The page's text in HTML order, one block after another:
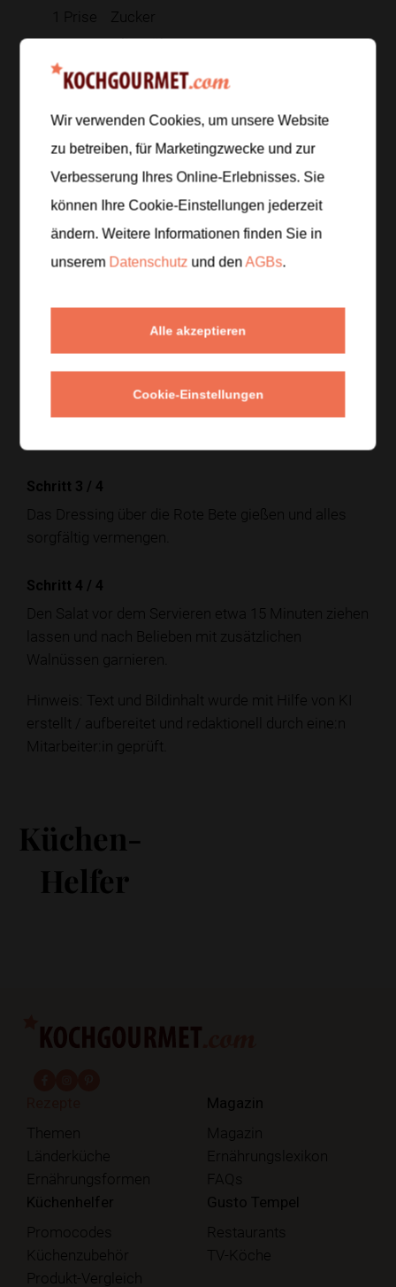
1 Prise
Zucker
Olivenöl
Zubereitung
Schritt 1/4
Die gekochte Rote Bete in mundgerechte Würfel
Griechischen Joghurt oder Sauerrahm mit
Knoblauch, Petersilie, Zitronensaft, Salz, Pfeffer,
Schritt 3 / 4
Das Dressing über die Rote Bete gießen und alles
sorgfältig vermengen.
Schritt 4 / 4
Den Salat vor dem Servieren etwa 15 Minuten ziehen
lassen und nach Belieben mit zusätzlichen
Walnüssen garnieren.
Hinweis: Text und Bildinhalt wurde mit Hilfe von KI
erstellt / aufbereitet und redaktionell durch eine:n
Mitarbeiter:in geprüft.
Küchen-
Helfer
Themen
Länderküche
Ernährungsformen
Magazin
Magazin
Ernährungslexikon
FAQs
Küchenhelfer
Promocodes
Küchenzubehör
Produkt-Vergleich
Gusto Tempel
Restaurants
TV-Köche
Wir verwenden Cookies, um unsere Website
zu betreiben, für Marketingzwecke und zur
Verbesserung Ihres Online-Erlebnisses. Sie
können Ihre Cookie-Einstellungen jederzeit
ändern. Weitere Informationen finden Sie in
unserem Datenschutz und denAGBs.
Alle akzeptieren
Cookie-Einstellungen